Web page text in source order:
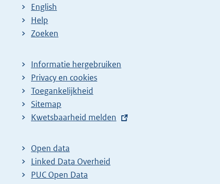
English
Help
Zoeken
Informatie hergebruiken
Privacy en cookies
Toegankelijkheid
Sitemap
E
t
e
r
Kwetsbaarheid melden
Open data
Linked Data Overheid
PUC Open Data